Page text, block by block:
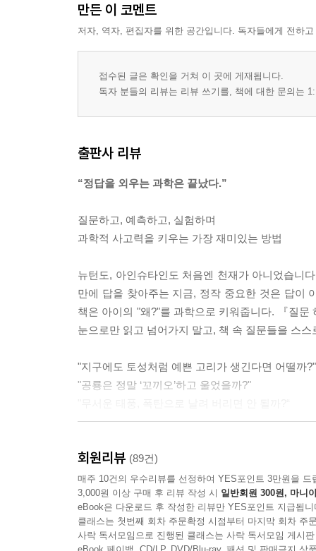
만든 이 코멘트
저자, 역자, 편집자를 위한 공간입니다. 독자들에게 전하
접수된 글은 확인을 거쳐 이 곳에 게재됩니다.
독자 분들의 리뷰는 리뷰 쓰기를, 책에 대한 문의는
출판사 리뷰
“정답을 외우는 과학은 끝났다.”
질문하고, 예측하고, 실험하며
과학적 사고력을 키우는 가장 재미있는 방법
뉴턴도, 아인슈타인도 처음엔 천재가 아니었습니
만에 답을 찾아주는 지금, 정작 중요한 것은 답이
책은 아이의 "왜?"를 과학으로 키워줍니다. 『질
눈으로만 읽고 넘어가지 말고, 책 속 질문들을 스
"지구에도 토성처럼 예쁜 고리가 생긴다면 어떨까?"
"공룡은 정말 ‘꼬끼오’하고 울었을까?"
상상하게 하고 스스로 사고를 확장하게 만드는
스스로 예측하고 반전을 확인하는 경험을 반복하
코딱지, 방귀, 블랙홀, 태풍, 바나나까지
아이들이 진짜 궁금해하는 과학만 모았다
회원리뷰 (89건)
매주 10건의 우수리뷰를 선정하여 YES포인트 3만원을 드
3,000원 이상 구매 후 리뷰 작성 시 일반회원 300원, 마니
eBook은 다운로드 후 작성한 리뷰만 YES포인트 지급됩니
클래스는 첫번째 회차 주문확정 시점부터 마지막 회차 주
사락 독서모임으로 진행된 클래스는 사락 독서모임 게시